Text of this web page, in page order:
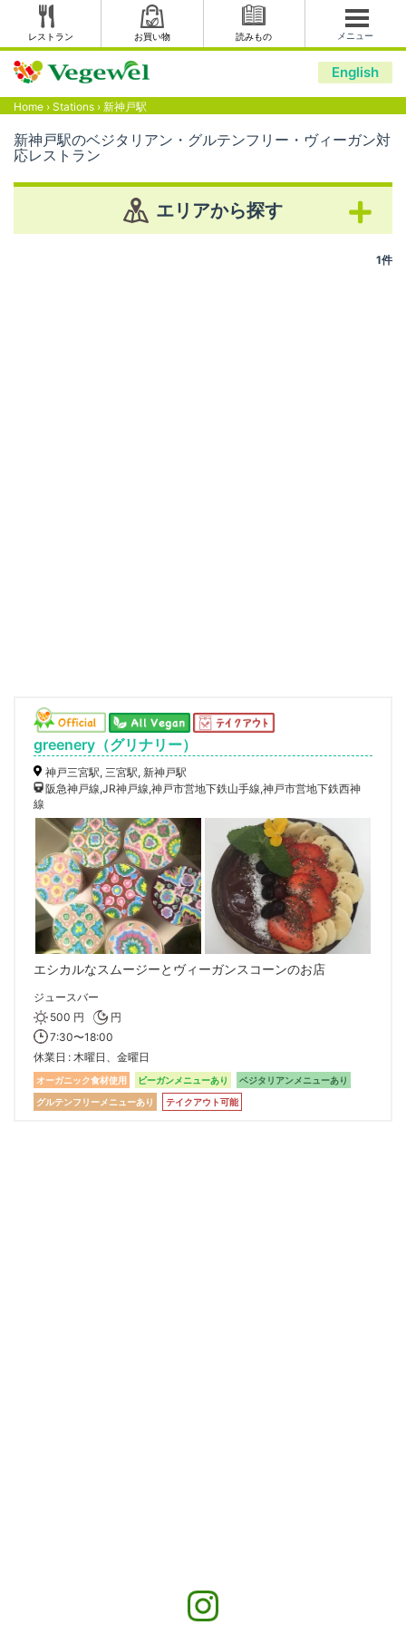
レストラン お買い物 読みもの メニュー
English
Home › Stations › 新神戸駅
新神戸駅のベジタリアン・グルテンフリー・ヴィーガン対
応レストラン
エリアから探す
1件
greenery（グリナリー）
神戸三宮駅, 三宮駅, 新神戸駅
阪急神戸線,JR神戸線,神戸市営地下鉄山手線,神戸市営地下鉄西神
線
エシカルなスムージーとヴィーガンスコーンのお店
ジュースバー
500 円
円
7:30〜18:00
休業日
木曜日、金曜日
オーガニック食材使用 ビーガンメニューあり
ベジタリアンメニューあり
グルテンフリーメニューあり
テイクアウト可能